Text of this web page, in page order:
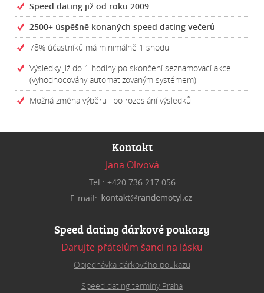
Speed dating již od roku 2009
2500+ úspěšně konaných speed dating večerů
78% účastníků má minimálně 1 shodu
Výsledky již do 1 hodiny po skončení seznamovací akce
(vyhodnocovány automatizovaným systémem)
Možná změna výběru i po rozeslání výsledků
Kontakt
Jana Olivová
Tel.: +420 736 217 056
E-mail:
Speed dating dárkové poukazy
Darujte přátelům šanci na lásku
Objednávka dárkového poukazu
Speed dating termíny Praha